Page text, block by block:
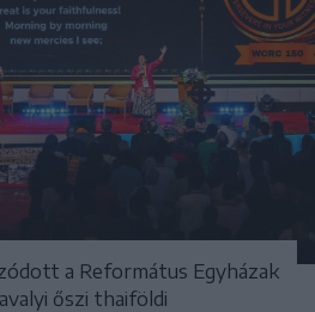
a Református Egyházak
őszi thaiföldi